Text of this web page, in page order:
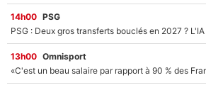
14h00 PSG
13h00 Omnisport